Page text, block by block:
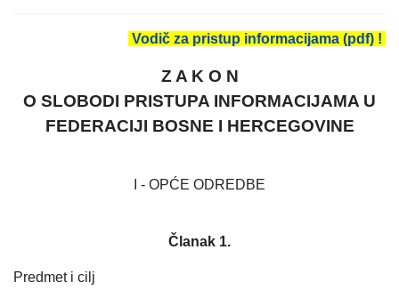
Vodič za pristup informacijama (pdf) !
Z A K O N
O SLOBODI PRISTUPA INFORMACIJAMA U
FEDERACIJI BOSNE I HERCEGOVINE
I - OPĆE ODREDBE
Članak 1.
Predmet i cilj